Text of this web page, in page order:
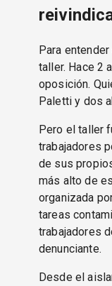
Para
taller. Hace 2
oposición.
Paletti y dos
Pero el taller
trabajadores
de sus
más alto de
organizada
tareas
trabajadores
denunciante.
Desde el